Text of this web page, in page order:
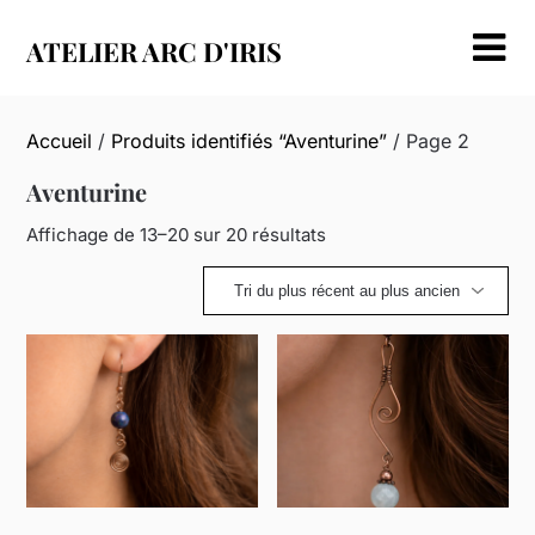
ATELIER ARC D'IRIS
Accueil / Produits identifiés “Aventurine” / Page 2
Aventurine
Affichage de 13–20 sur 20 résultatsTrié
plus
récent
au
ancien